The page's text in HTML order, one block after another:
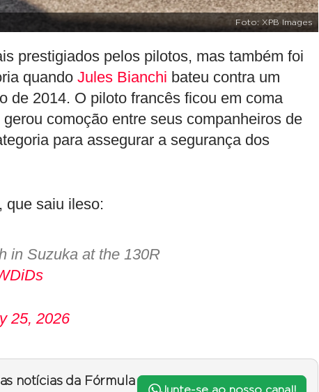
Foto: XPB Images
prestigiados pelos pilotos, mas também foi
quando Jules Bianchi bateu contra um
de 2014. O piloto francês ficou em coma
comoção entre seus companheiros de
para assegurar a segurança dos
que saiu ileso:
in Suzuka at the 130R
25, 2026
notícias da Fórmula